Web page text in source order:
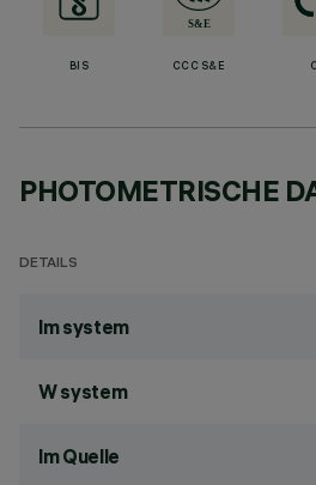
BIS CCC S&E
PHOTOMETRISCHE
DETAILS
lm system
W system
lm Quelle